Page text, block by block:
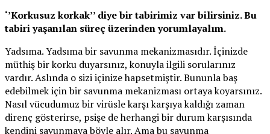
‘’Korkusuz korkak’’ diye bir tabirimiz var bilirsiniz. Bu
tabiri yaşanılan süreç üzerinden yorumlayalım.
Yadsıma. Yadsıma bir savunma mekanizmasıdır. İçinizde
müthiş bir korku duyarsınız, konuyla ilgili sorularınız
vardır. Aslında o sizi içinize hapsetmiştir. Bununla baş
edebilmek için bir savunma mekanizması ortaya koyarsınız.
Nasıl vücudumuz bir virüsle karşı karşıya kaldığı zaman
direnç gösterirse, psişe de herhangi bir durum karşısında
kendini savunmaya böyle alır. Ama bu savunma